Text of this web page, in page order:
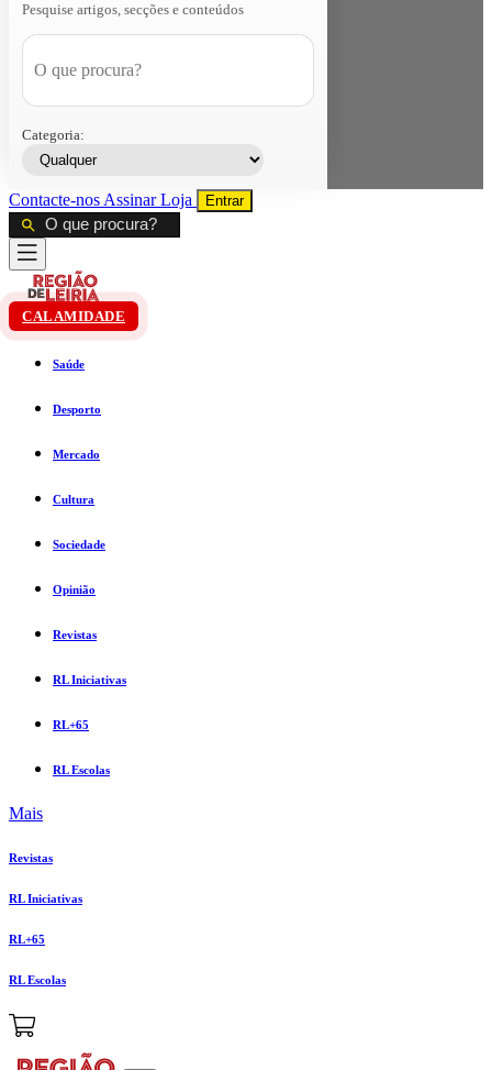
Pesquise artigos, secções e conteúdos
Categoria:
Contacte-nos AssinarLoja Entrar
CALAMIDADE
Saúde
Desporto
Mercado
Cultura
Sociedade
Opinião
Revistas
RL Iniciativas
RL+65
RL Escolas
Mais
Revistas
RL Iniciativas
RL+65
RL Escolas